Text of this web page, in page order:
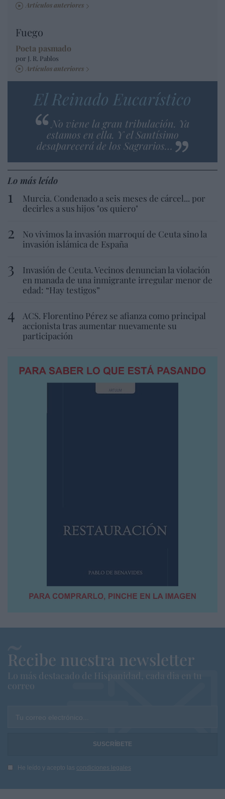
Artículos anteriores
Fuego
Poeta pasmado
por J. R. Pablos
Artículos anteriores
El Reinado Eucarístico
No viene la gran tribulación. Ya
estamos en ella. Y el Santísimo
desaparecerá de los Sagrarios…
Lo más leído
Murcia. Condenado a seis meses de cárcel... por
decirles a sus hijos "os quiero"
No vivimos la invasión marroquí de Ceuta sino la
invasión islámica de España
Invasión de Ceuta. Vecinos denuncian la violación
en manada de una inmigrante irregular menor de
edad: “Hay testigos”
ACS. Florentino Pérez se afianza como principal
accionista tras aumentar nuevamente su
participación
Recibe nuestra newsletter
Lo más destacado de Hispanidad, cada dia en tu
correo
Tu correo electrónico...
He leído y acepto las condiciones legales